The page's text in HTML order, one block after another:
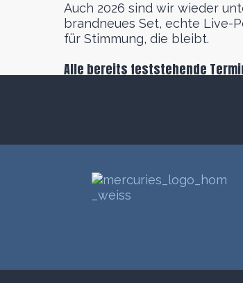
Auch 2026 sind wir wieder
brandneues Set, echte Live-
für Stimmung, die bleibt.
Alle bereits feststehende